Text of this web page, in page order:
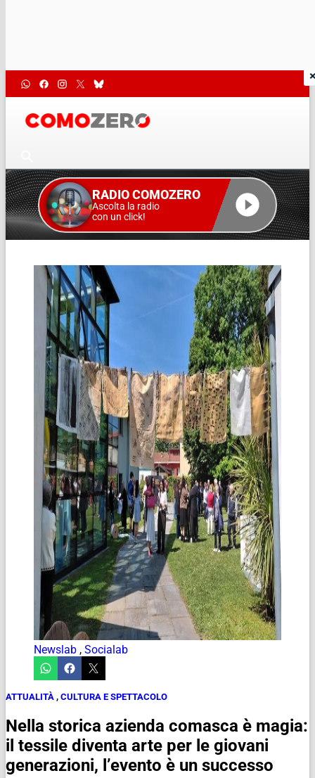
RADIO COMOZERO
Ascolta la radio
con un click!
Newslab , Socialab
ATTUALITÀ , CULTURA E SPETTACOLO
Nella storica azienda comasca è magia:
il tessile diventa arte per le giovani
generazioni, l’evento è un successo